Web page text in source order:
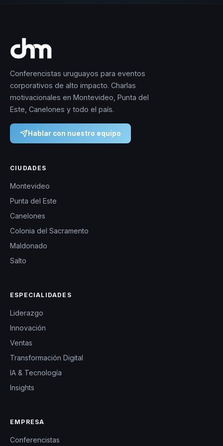
Conferencistas uruguayos para eventos
corporativos de alto impacto. Charlas
motivacionales en Montevideo, Punta del
Este, Canelones y todo el país.
Hablar con nuestro equipo
CIUDADES
Montevideo
Punta del Este
Canelones
Colonia del Sacramento
Maldonado
Salto
ESPECIALIDADES
Liderazgo
Innovación
Ventas
Transformación Digital
IA & Tecnología
Insights
EMPRESA
Conferencistas